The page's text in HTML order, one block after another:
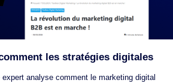
les stratégies digitales
analyse comment le marketing digital